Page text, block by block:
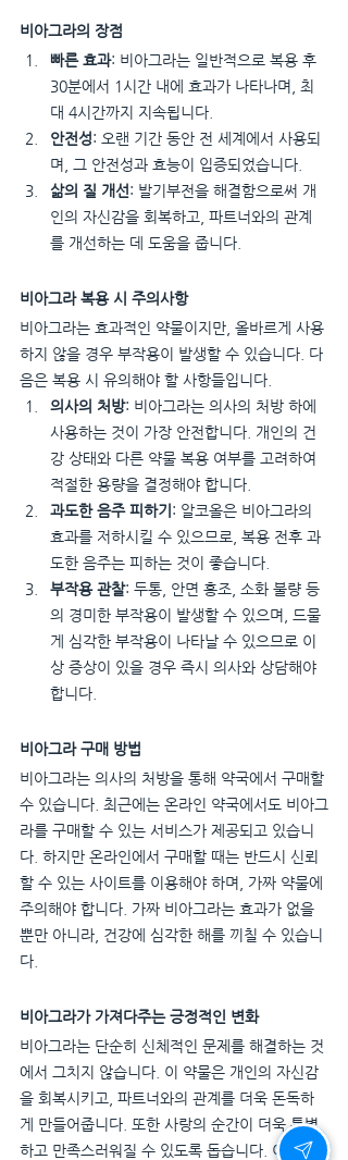
비아그라의 장점
빠른 효과: 비아그라는 일반적으로 복용 후
30분에서 1시간 내에 효과가 나타나며, 최
대 4시간까지 지속됩니다.
안전성: 오랜 기간 동안 전 세계에서 사용되
며, 그 안전성과 효능이 입증되었습니다.
삶의 질 개선: 발기부전을 해결함으로써 개
인의 자신감을 회복하고, 파트너와의 관계
를 개선하는 데 도움을 줍니다.
비아그라 복용 시 주의사항
비아그라는 효과적인 약물이지만, 올바르게 사용
하지 않을 경우 부작용이 발생할 수 있습니다. 다
음은 복용 시 유의해야 할 사항들입니다.
의사의 처방: 비아그라는 의사의 처방 하에
사용하는 것이 가장 안전합니다. 개인의 건
강 상태와 다른 약물 복용 여부를 고려하여
적절한 용량을 결정해야 합니다.
과도한 음주 피하기 : 알코올은 비아그라의
효과를 저하시킬 수 있으므로, 복용 전후 과
도한 음주는 피하는 것이 좋습니다.
부작용 관찰: 두통, 안면 홍조, 소화 불량 등
의 경미한 부작용이 발생할 수 있으며, 드물
게 심각한 부작용이 나타날 수 있으므로 이
상 증상이 있을 경우 즉시 의사와 상담해야
합니다.
비아그라 구매 방법
비아그라는 의사의 처방을 통해 약국에서 구매할
수 있습니다. 최근에는 온라인 약국에서도 비아그
라를 구매할 수 있는 서비스가 제공되고 있습니
다. 하지만 온라인에서 구매할 때는 반드시 신뢰
할 수 있는 사이트를 이용해야 하며, 가짜 약물에
주의해야 합니다. 가짜 비아그라는 효과가 없을
뿐만 아니라, 건강에 심각한 해를 끼칠 수 있습니
다.
비아그라가 가져다주는 긍정적인 변화
비아그라는 단순히 신체적인 문제를 해결하는 것
에서 그치지 않습니다. 이 약물은 개인의 자신감
을 회복시키고, 파트너와의 관계를 더욱 돈독하
게 만들어줍니다. 또한 사랑의 순간이 더욱 특별
하고 만족스러워질 수 있도록 돕습니다. 이러한